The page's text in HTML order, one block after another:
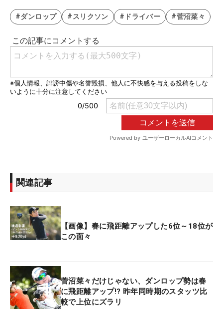
#ダンロップ #スリクソン #ドライバー #菅沼菜々
関連記事
【画像】春に飛距離アップした6位～18位が
この面々
菅沼菜々だけじゃない、ダンロップ勢は春
に飛距離アップ!? 昨年同時期のスタッツ比
較で上位にズラリ